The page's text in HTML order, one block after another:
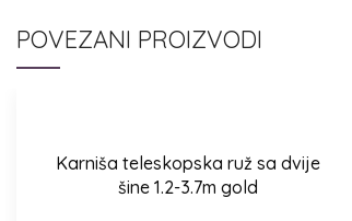
POVEZANI PROIZVODI
Odaberi opcije
Karniša teleskopska ruž sa dvije
šine 1.2-3.7m gold